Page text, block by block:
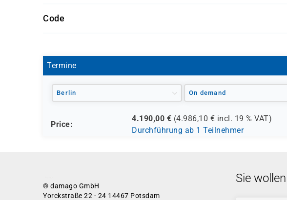
Code
Termine
Berlin On demand
Price:
4.190,00 € (4.986,10 € incl. 19 % VAT)
Durchführung ab 1 Teilnehmer
® damago GmbH
Yorckstraße 22 - 24 14467 Potsdam
Sie